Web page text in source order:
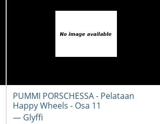
PUMMI PORSCHESSA - Pelataan
Happy Wheels - Osa 11
― Glyffi